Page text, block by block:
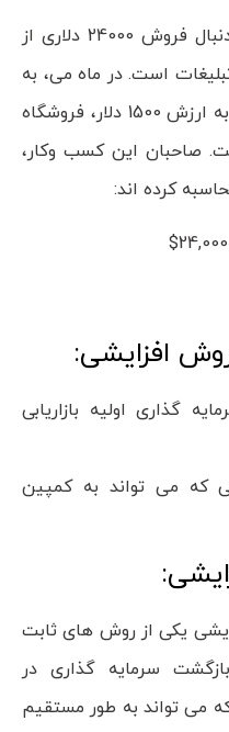
فرض کنید یک خرده فروش به دنبال فروش 24000 دلاری از
است. در ماه می، به
هنگام اجرای بنر تبلیغات موبایل به ارزش 1500 دلار، فروشگاه
صاحبان این کسب وکار،
کرده اند:
افزایشی:
گذاری اولیه بازاریابی
که می تواند به کمپین
یکی از روش های ثابت
سرمایه گذاری در
که می تواند به طور مستقیم